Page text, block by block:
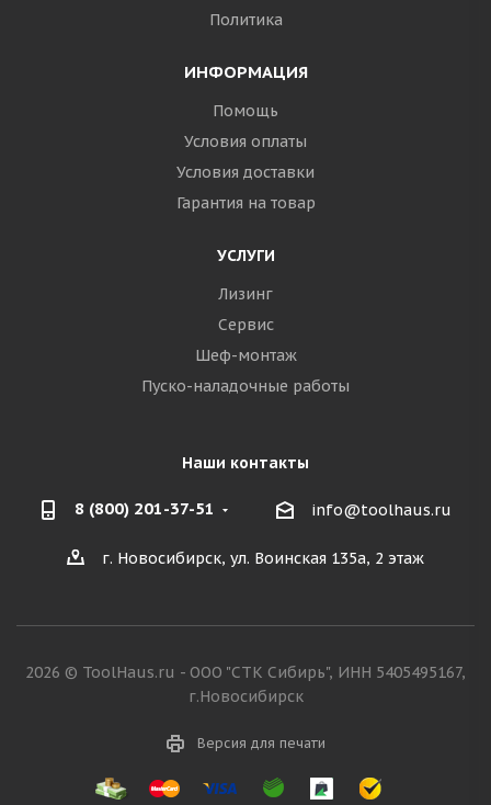
Политика
ИНФОРМАЦИЯ
Помощь
Условия оплаты
Условия доставки
Гарантия на товар
УСЛУГИ
Лизинг
Сервис
Шеф-монтаж
Пуско-наладочные работы
Наши контакты
8 (800) 201-37-51 info@toolhaus.ru
г. Новосибирск, ул. Воинская 135а, 2 этаж
2026 © ToolHaus.ru - ООО "СТК Сибирь", ИНН 5405495167,
г.Новосибирск
Версия для печати